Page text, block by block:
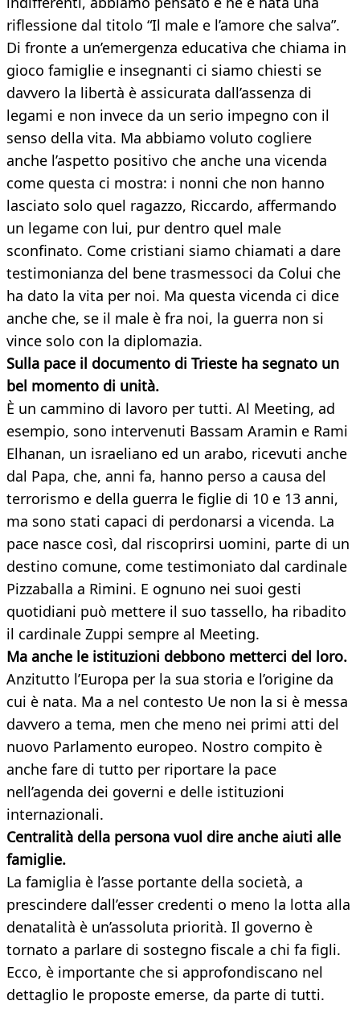
riflessione dal titolo “Il male e l’amore che salva”.
Di fronte a un’emergenza educativa che chiama in
gioco famiglie e insegnanti ci siamo chiesti se
davvero la libertà è assicurata dall’assenza di
legami e non invece da un serio impegno con il
senso della vita. Ma abbiamo voluto cogliere
anche l’aspetto positivo che anche una vicenda
come questa ci mostra: i nonni che non hanno
lasciato solo quel ragazzo, Riccardo, affermando
un legame con lui, pur dentro quel male
sconfinato. Come cristiani siamo chiamati a dare
testimonianza del bene trasmessoci da Colui che
ha dato la vita per noi. Ma questa vicenda ci dice
anche che, se il male è fra noi, la guerra non si
vince solo con la diplomazia.
Sulla pace il documento di Trieste ha segnato un
bel momento di unità.
È un cammino di lavoro per tutti. Al Meeting, ad
esempio, sono intervenuti Bassam Aramin e Rami
Elhanan, un israeliano ed un arabo, ricevuti anche
dal Papa, che, anni fa, hanno perso a causa del
terrorismo e della guerra le figlie di 10 e 13 anni,
ma sono stati capaci di perdonarsi a vicenda. La
pace nasce così, dal riscoprirsi uomini, parte di un
destino comune, come testimoniato dal cardinale
Pizzaballa a Rimini. E ognuno nei suoi gesti
quotidiani può mettere il suo tassello, ha ribadito
il cardinale Zuppi sempre al Meeting.
Ma anche le istituzioni debbono metterci del loro.
Anzitutto l’Europa per la sua storia e l’origine da
cui è nata. Ma a nel contesto Ue non la si è messa
davvero a tema, men che meno nei primi atti del
nuovo Parlamento europeo. Nostro compito è
anche fare di tutto per riportare la pace
nell’agenda dei governi e delle istituzioni
internazionali.
Centralità della persona vuol dire anche aiuti alle
famiglie.
La famiglia è l’asse portante della società, a
prescindere dall’esser credenti o meno la lotta alla
denatalità è un’assoluta priorità. Il governo è
tornato a parlare di sostegno fiscale a chi fa figli.
Ecco, è importante che si approfondiscano nel
dettaglio le proposte emerse, da parte di tutti.